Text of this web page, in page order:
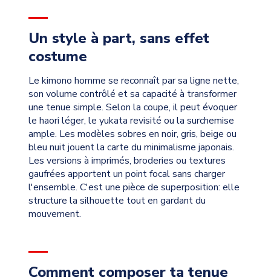
Un style à part, sans effet
costume
Le kimono homme se reconnaît par sa ligne nette,
son volume contrôlé et sa capacité à transformer
une tenue simple. Selon la coupe, il peut évoquer
le haori léger, le yukata revisité ou la surchemise
ample. Les modèles sobres en noir, gris, beige ou
bleu nuit jouent la carte du minimalisme japonais.
Les versions à imprimés, broderies ou textures
gaufrées apportent un point focal sans charger
l'ensemble. C'est une pièce de superposition: elle
structure la silhouette tout en gardant du
mouvement.
Comment composer ta tenue